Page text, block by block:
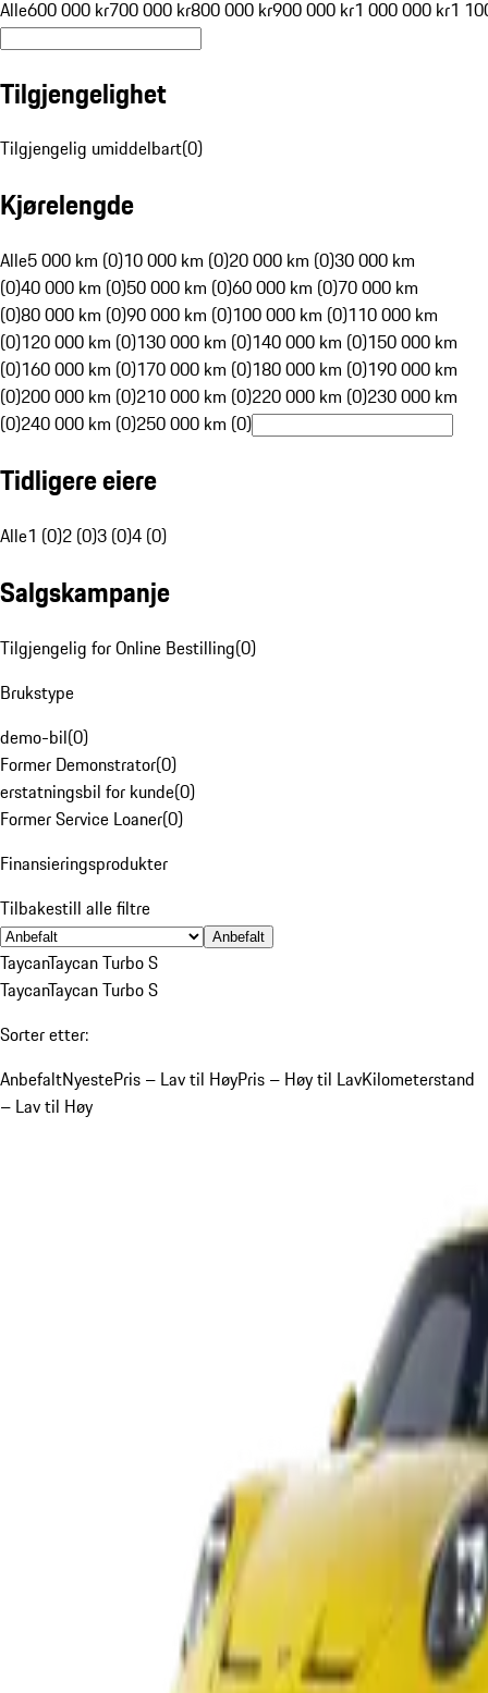
Alle600 000 kr700 000 kr800 000 kr900 000 kr1 000 000 kr1
Tilgjengelighet
Tilgjengelig umiddelbart(0)
Kjørelengde
Alle5 000 km (0)10 000 km (0)20 000 km (0)30 000 km
(0)40 000 km (0)50 000 km (0)60 000 km (0)70 000 km
(0)80 000 km (0)90 000 km (0)100 000 km (0)110 000 km
(0)120 000 km (0)130 000 km (0)140 000 km (0)150 000 km
(0)160 000 km (0)170 000 km (0)180 000 km (0)190 000 km
(0)200 000 km (0)210 000 km (0)220 000 km (0)230 000 km
(0)240 000 km (0)250 000 km (0)
Tidligere eiere
Alle1 (0)2 (0)3 (0)4 (0)
Salgskampanje
Tilgjengelig for Online Bestilling(0)
Brukstype
demo-bil(0)
Former Demonstrator(0)
erstatningsbil for kunde(0)
Former Service Loaner(0)
Finansieringsprodukter
Tilbakestill alle filtre
Anbefalt
TaycanTaycan Turbo S
TaycanTaycan Turbo S
Sorter etter:
AnbefaltNyestePris – Lav til HøyPris – Høy til LavKilometerstand
– Lav til Høy